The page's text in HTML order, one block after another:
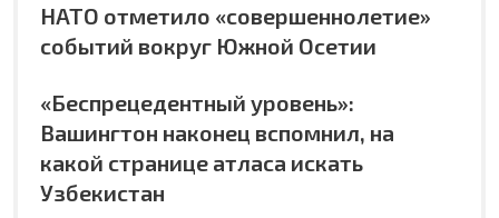
НАТО отметило «совершеннолетие»
событий вокруг Южной Осетии
«Беспрецедентный уровень»:
Вашингтон наконец вспомнил, на
какой странице атласа искать
Узбекистан